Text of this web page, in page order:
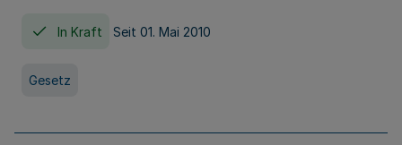
In Kraft Seit 01. Mai 2010
Gesetz